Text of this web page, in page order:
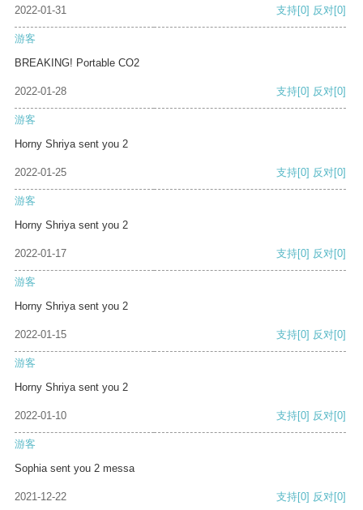
2022-01-31 支持[0] 反对[0]
游客
BREAKING! Portable CO2
2022-01-28 支持[0] 反对[0]
游客
Horny Shriya sent you 2
2022-01-25 支持[0] 反对[0]
游客
Horny Shriya sent you 2
2022-01-17 支持[0] 反对[0]
游客
Horny Shriya sent you 2
2022-01-15 支持[0] 反对[0]
游客
Horny Shriya sent you 2
2022-01-10 支持[0] 反对[0]
游客
Sophia sent you 2 messa
2021-12-22 支持[0] 反对[0]